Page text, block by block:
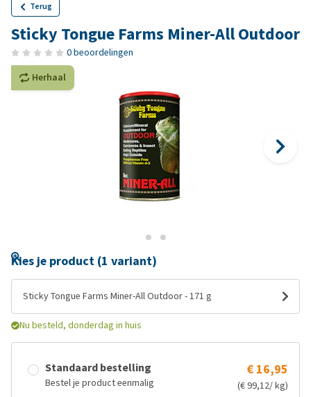
Terug
Sticky Tongue Farms Miner-All Outdoor
0 beoordelingen
Herhaal
Kies je product (1 variant)
Sticky Tongue Farms Miner-All Outdoor - 171 g
Nu besteld, donderdag in huis
Standaard bestelling
Bestel je product eenmalig
€ 16,95
(€ 99,12/ kg)